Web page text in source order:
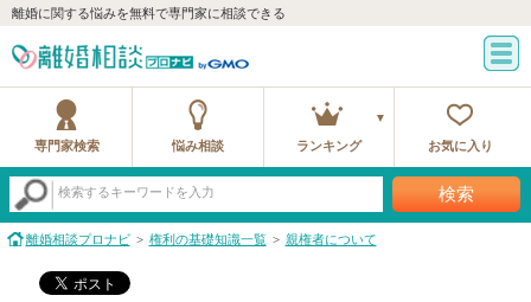
離婚に関する悩みを無料で専門家に相談できる
専門家検索 悩み相談 ランキング お気に入り
検索するキーワードを入力 検索
離婚相談プロナビ 権利の基礎知識一覧 親権者について